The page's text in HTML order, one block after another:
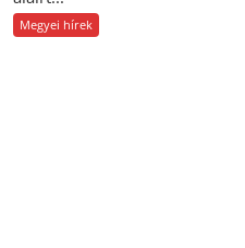
Megyei hírek